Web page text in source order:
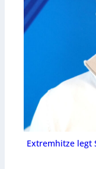
Extremhitze legt